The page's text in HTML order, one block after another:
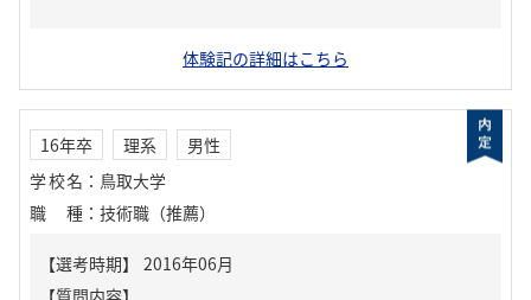
体験記の詳細はこちら
16年卒 理系
男性
学校名 ： 鳥取大学
職種 ： 技術職（推薦）
【質問内容】